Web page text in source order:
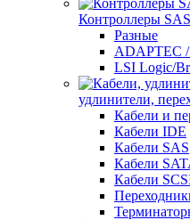
Контроллеры
Разные
ADAPTEC
LSI Logic/
удлинители,
Кабели и
Кабели IDE
Кабели SAS
Кабели
Кабели